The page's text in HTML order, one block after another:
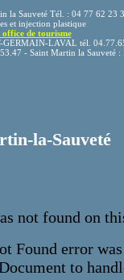
la Sauveté Tél. : 04 77 62 23
et injection plastique
de tourisme
GERMAIN-LAVAL tél.
- Saint Martin la Sauveté
la-Sauveté